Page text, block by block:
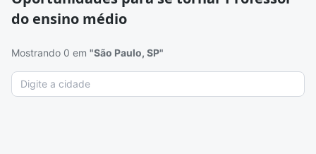
do ensino médio
Mostrando 0 em "São Paulo, SP"